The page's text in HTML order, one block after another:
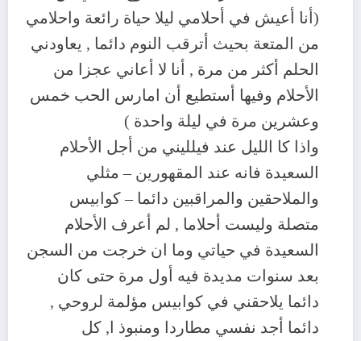
(أنا أعيش في أحلامي ليلا حياة رائعة واحلامي
من المتعة بحيث أترقب النوم دائما , يعاودني
الحلم أكثر من مرة , أنا لا أعاني عجزا من
الأحلام وفيها أستطيع أن امارس الحب خمس
وعشرين مرة في ليلة واحدة )
واذا كا الليل عند فيلليني من أجل الأحلام
السعيدة فانه عند المقهورين – مثلي
والملاحقين والمراقبين دائما – كوابيس
متصلة وليست أحلاما , لم أعرف الأحلام
السعيدة في حياتي وما ان خرجت من السجن
بعد سنوات مديدة فيه أول مرة حتى كان
دائما يلاحقني في كوابيس مؤلمة لروحي ,
دائما أجد نفسي مطاردا ومنبوذ ا, كل